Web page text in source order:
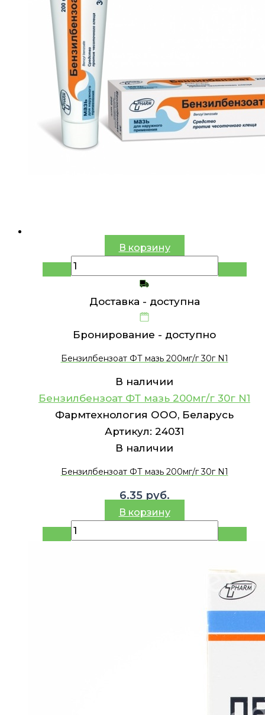
В корзину
Доставка - доступна
Бронирование - доступно
Бензилбензоат ФТ мазь 200мг/г 30г N1
В наличии
Бензилбензоат ФТ мазь 200мг/г 30г N1
Фармтехнология ООО, Беларусь
Артикул: 24031
В наличии
Бензилбензоат ФТ мазь 200мг/г 30г N1
6.35 руб.
В корзину